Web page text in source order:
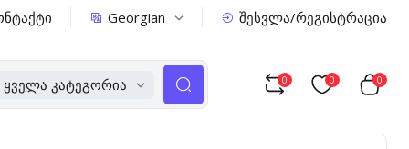
Georgian შესვლა/რეგისტრაცია
Ყველა Კატეგორია 0 0 0